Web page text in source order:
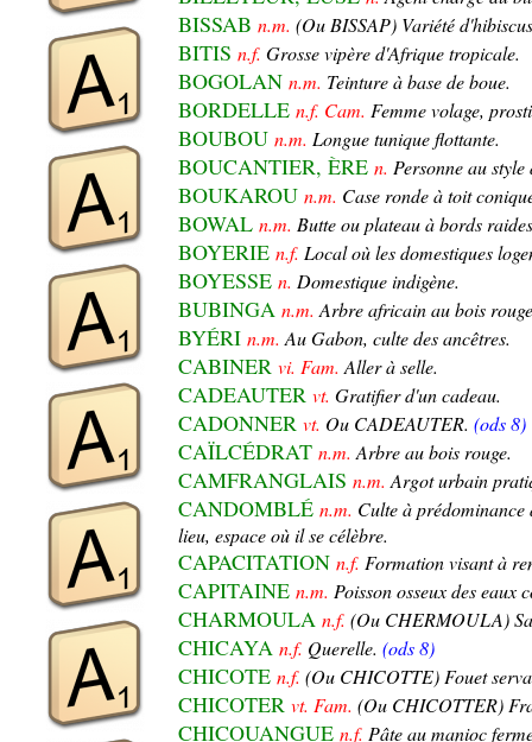
BISSAB n.m. (Ou BISSAP) Variété
BITIS n.f. Grosse vipère d'Afrique tropicale.
BOGOLAN n.m. Teinture à base de boue.
BORDELLE n.f. Cam. Femme volage,
BOUBOU n.m. Longue tunique flottante.
BOUCANTIER, ÈRE n. Personne au
BOUKAROU n.m. Case ronde à toit
BOWAL n.m. Butte ou plateau à bords
BOYERIE n.f. Local où les domestiques
BOYESSE n. Domestique indigène.
BUBINGA n.m. Arbre africain au bois
BYÉRI n.m. Au Gabon, culte des ancêtres.
CABINER vi. Fam. Aller à selle.
CADEAUTER vt. Gratifier d'un cadeau.
CADONNER vt. Ou CADEAUTER. (ods 8)
CAÏLCÉDRAT n.m. Arbre au bois rouge.
CAMFRANGLAIS n.m. Argot urbain
CANDOMBLÉ n.m. Culte à
lieu, espace où il se célèbre.
CAPACITATION n.f. Formation visant à
CAPITAINE n.m. Poisson osseux des eaux
CHARMOULA n.f. (Ou CHERMOULA)
CHICAYA n.f. Querelle. (ods 8)
CHICOTE n.f. (Ou CHICOTTE) Fouet
CHICOTER vt. Fam. (Ou CHICOTTER)
CHICOUANGUE n.f. Pâte au manioc